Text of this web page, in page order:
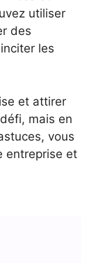
utiliser
des
les
et attirer
mais en
vous
entreprise et